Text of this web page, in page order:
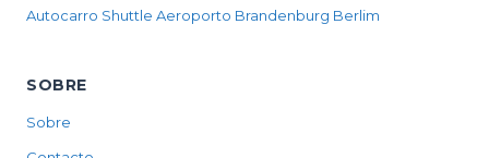
Autocarro Shuttle Aeroporto Brandenburg Berlim
SOBRE
Sobre